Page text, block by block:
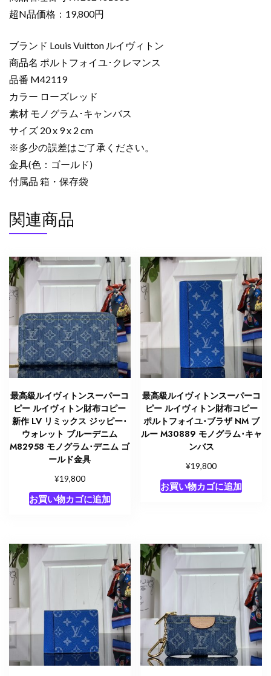
布
ピ
ー
ポ
ル
ト
フ
ォ
イ
ユ･
ク
レ
ン
ス
ー
ズ
レ
ッ
ド
M42119
ノ
グ
ラ
ム･
キ
ン
金
具
個
超N品価格：19,800円
ブランド Louis Vuitton ルイヴィトン
商品名 ポルトフォイユ･クレマンス
品番 M42119
カラー ローズレッド
素材 モノグラム･キャンバス
サイズ 20 x 9 x 2 cm
※多少の誤差はご了承ください。
金具(色：ゴールド)
付属品 箱・保存袋
関連商品
最高級ルイヴィトンスーパーコ
ピー ルイヴィトン財布コピー
新作 LV リミックス ジッピー･
ウォレット ブルーデニム
M82958 モノグラム･デニム ゴ
ールド金具
¥19,800
お買い物カゴに追加
最高級ルイヴィトンスーパーコ
ピー ルイヴィトン財布コピー
ポルトフォイユ･ブラザ NM ブ
ルー M30889 モノグラム･キャ
ンバス
¥19,800
お買い物カゴに追加